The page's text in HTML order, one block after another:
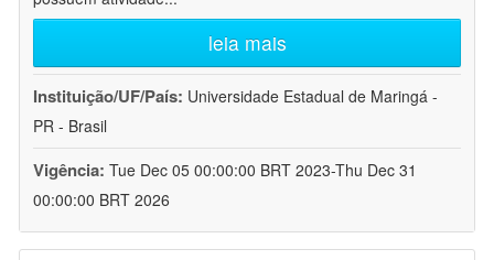
leia mais
Instituição/UF/País: Universidade Estadual de Maringá -
PR - Brasil
Vigência: Tue Dec 05 00:00:00 BRT 2023-Thu Dec 31
00:00:00 BRT 2026